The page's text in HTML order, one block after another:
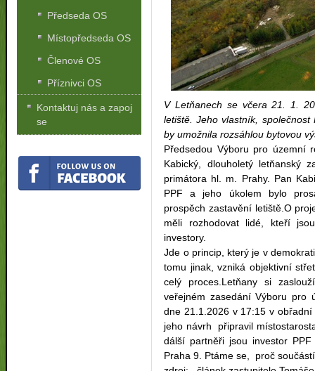
V Letňanech se včera 21. 1.
letiště. Jeho vlastník,
by umožnila rozsáhlou bytovou
Předsedou Výboru pro územní
Kabický, dlouholetý letňanský
primátora hl. m. Prahy. Pan
PPF a jeho úkolem bylo
prospěch zastavění letiště.O
měli rozhodovat lidé, kteří
investory.
Jde o princip, který je v
tomu jinak, vzniká objektivní
celý proces.Letňany si
veřejném zasedání Výboru pro
dne 21.1.2026 v 17:15 v
jeho návrh připravil
dálší partněři jsou investor
Praha 9. Ptáme se, proč
Předseda OS
Místopředseda OS
Členové OS
Příznivci OS
Kontaktuj nás a zapoj
se